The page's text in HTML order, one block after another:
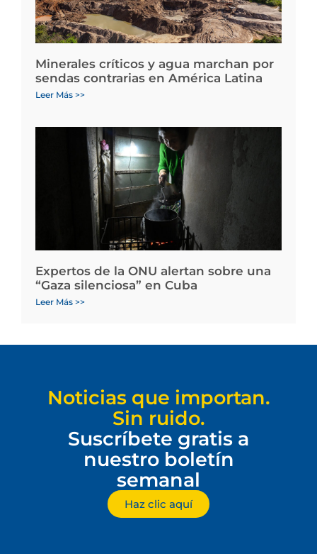
Minerales críticos y agua marchan por
sendas contrarias en América Latina
Leer Más >>
Expertos de la ONU alertan sobre una
“Gaza silenciosa” en Cuba
Leer Más >>
Noticias que importan.
Sin ruido.
Suscríbete gratis a
nuestro boletín
semanal
Haz clic aquí